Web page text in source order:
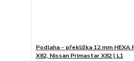
Podlaha - překližka 12 mm HEXA
X82, Nissan Primastar X82 | L1